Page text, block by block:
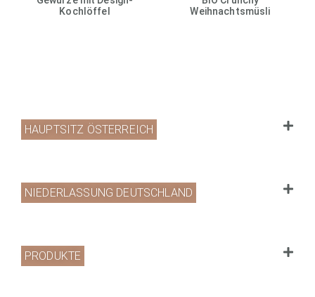
Kochlöffel
Weihnachtsmüsli
HAUPTSITZ ÖSTERREICH
NIEDERLASSUNG DEUTSCHLAND
PRODUKTE